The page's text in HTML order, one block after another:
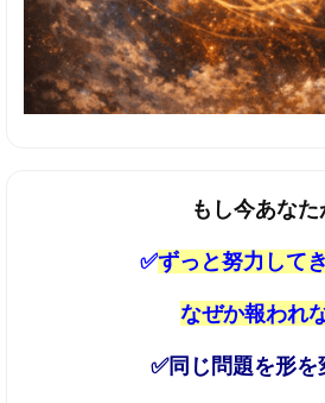
もし今あなた
✅ずっと努力して
なぜか報われ
✅同じ問題を形を